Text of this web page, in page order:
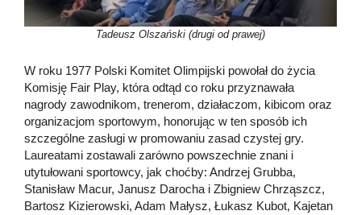
Tadeusz Olszański (drugi od prawej)
W roku 1977 Polski Komitet Olimpijski powołał do życia
Komisję Fair Play, która odtąd co roku przyznawała
nagrody zawodnikom, trenerom, działaczom, kibicom oraz
organizacjom sportowym, honorując w ten sposób ich
szczególne zasługi w promowaniu zasad czystej gry.
Laureatami zostawali zarówno powszechnie znani i
utytułowani sportowcy, jak choćby: Andrzej Grubba,
Stanisław Macur, Janusz Darocha i Zbigniew Chrząszcz,
Bartosz Kizierowski, Adam Małysz, Łukasz Kubot, Kajetan